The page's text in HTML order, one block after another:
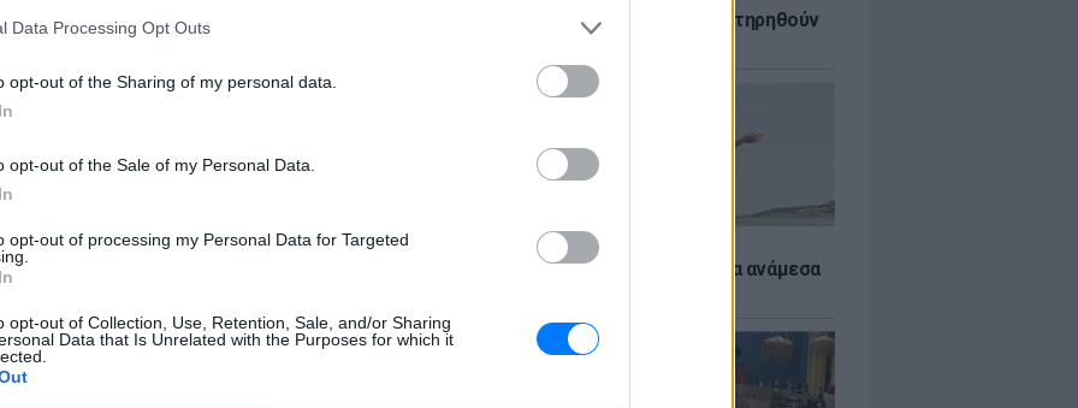
Data Processing Opt Outs
opt-out of the Sharing of my personal data.
opt-out of the Sale of my Personal Data.
opt-out of processing my Personal Data for Targeted
opt-out of Collection, Use, Retention, Sale, and/or Sharing
Data that Is Unrelated with the Purposes for which it
6 φρούτα που μπορουν να διατηρηθούν
Πώς να αποφύγεις το σύγκαμα ανάμεσα
τη λάσπη που σάρωσε τα πάντα στο
τα προβλήματα στις επιχειρήσεις που
της έλλειψης νερού, όσο και επειδή η
βασικούς εξοπλισμούς.
και επιχειρήσεις
ο επιχειρηματικός κόσμος του
καθαρού πόσιμου νερού παραμένουν εκτός
βιομηχανίες που για την παραγωγική
και παροχή μεγάλων ποσοστήτων
οι βιομηχανίες αναψυκτικών,
βαριές βιομηχανίες που χρησιμοποιούν